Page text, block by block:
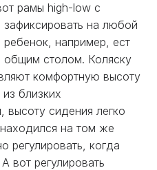
рамы high-low с
на любой
например, ест
общим столом. Коляску
комфортную высоту
близких
высоту сидения легко
на том же
регулировать, когда
вот регулировать